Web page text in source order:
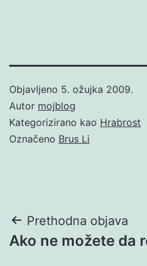
Objavljeno 5. ožujka 2009.
Autor mojblog
Kategorizirano kao Hrabrost
Označeno Brus Li
Navigacija
objava
Prethodna objava
Ako ne možete da